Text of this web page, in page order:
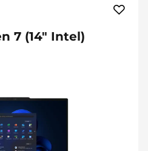
7 (14" Intel)